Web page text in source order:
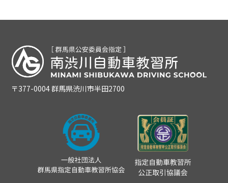
〒377-0004 群馬県渋川市半田2700